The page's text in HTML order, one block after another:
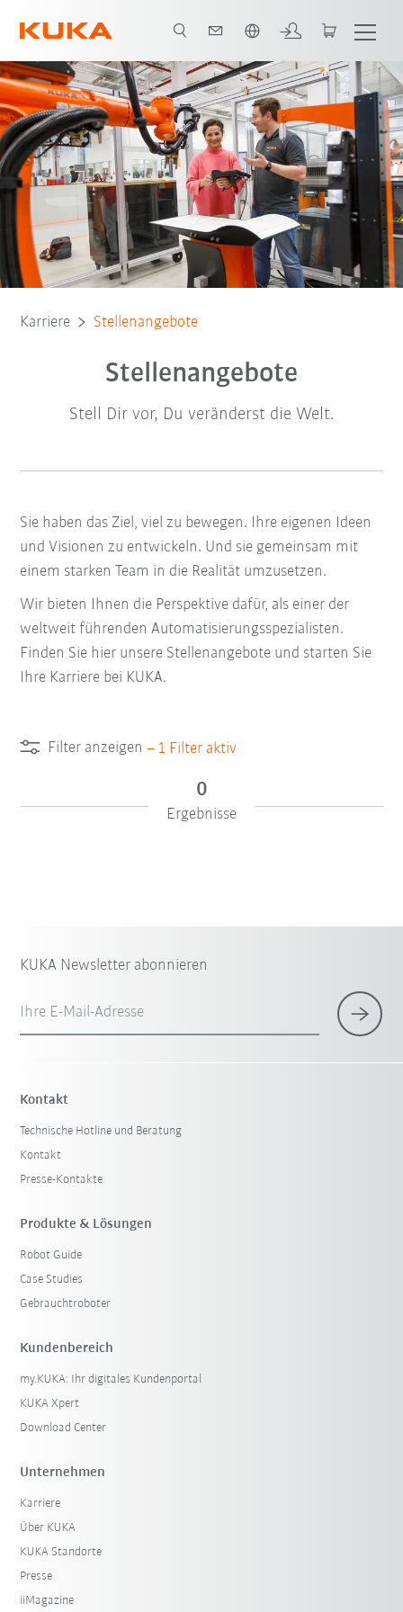
Karriere Stellenangebote
Stellenangebote
Stell Dir vor, Du veränderst die Welt.
Sie haben das Ziel, viel zu bewegen. Ihre eigenen Ideen
und Visionen zu entwickeln. Und sie gemeinsam mit
einem starken Team in die Realität umzusetzen.
Wir bieten Ihnen die Perspektive dafür, als einer der
weltweit führenden Automatisierungsspezialisten.
Finden Sie hier unsere Stellenangebote und starten Sie
Ihre Karriere bei KUKA.
Filter anzeigen – 1 Filter aktiv
Filter zurücksetzen
0
Ergebnisse
KUKA Newsletter abonnieren
Ihre E-Mail-Adresse
Kontakt
Technische Hotline und Beratung
Kontakt
Presse-Kontakte
Produkte & Lösungen
Robot Guide
Case Studies
Gebrauchtroboter
Kundenbereich
my.KUKA: Ihr digitales Kundenportal
KUKA Xpert
Download Center
Unternehmen
Karriere
Über KUKA
KUKA Standorte
Presse
iiMagazine